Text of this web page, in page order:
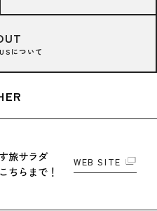
について
旅サラダ
ちらまで！
WEB SITE